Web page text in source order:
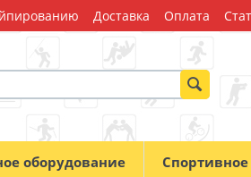
Доставка Оплата
оборудование